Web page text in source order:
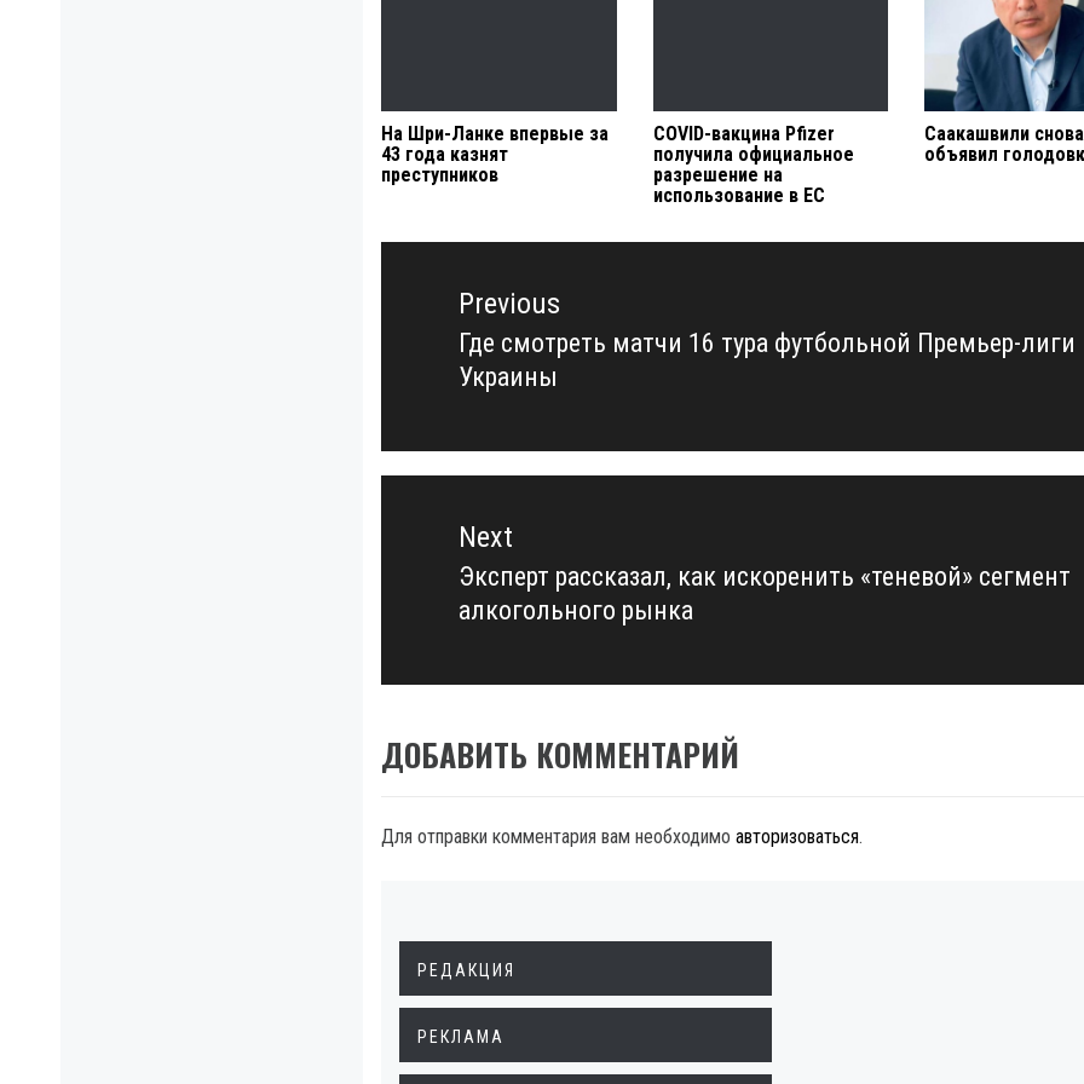
На Шри-Ланке впервые за
43 года казнят
преступников
COVID-вакцина Pfizer
получила официальное
разрешение на
использование в ЕС
Саакашвили снова
объявил
Навигация
записямPrevious
Previous
post:
Где смотреть матчи 16 тура футбольной Премьер-лиги
Украины
Next
Next
post:
Эксперт рассказал, как искоренить «теневой» сегмент
алкогольного рынка
ДОБАВИТЬ КОММЕНТАРИЙ
Для отправки комментария вам необходимо авторизоваться.
РЕДАКЦИЯ
РЕКЛАМА